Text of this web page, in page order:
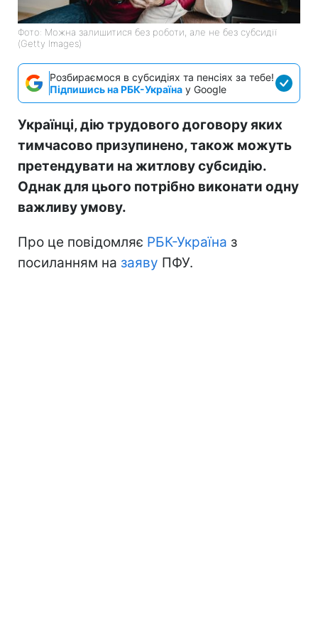
Фото: Можна залишитися без роботи, але не без субсидії
(Getty Images)
Розбираємося в субсидіях та пенсіях за тебе!
Підпишись на РБК-Україна у Google
Українці, дію трудового договору яких
тимчасово призупинено, також можуть
претендувати на житлову субсидію.
Однак для цього потрібно виконати одну
важливу умову.
Про це повідомляє РБК-Україна з
посиланням на заяву ПФУ.